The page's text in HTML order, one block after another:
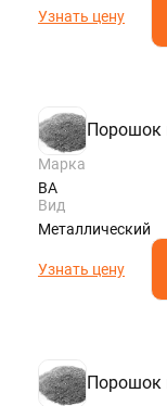
Узнать цену
Порошок
Марка
ВА
Вид
Металлический
Узнать цену
Порошок